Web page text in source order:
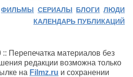
ФИЛЬМЫ СЕРИАЛЫ БЛОГИ ЛЮДИ
КАЛЕНДАРЬ ПУБЛИКАЦИЙ
:: Перепечатка материалов без
редакции возможна только
на Filmz.ru и сохранении